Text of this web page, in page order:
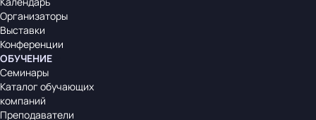
Организаторы
Выставки
Конференции
ОБУЧЕНИЕ
Семинары
Каталог обучающих
компаний
Преподаватели